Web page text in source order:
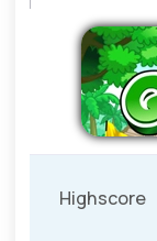
Highscore